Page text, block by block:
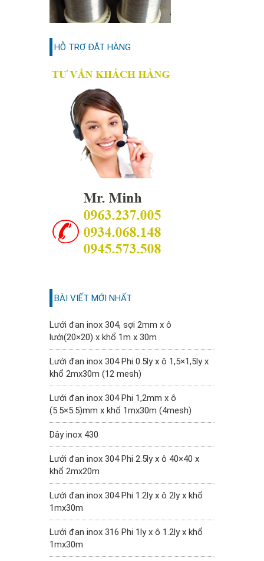
HỖ TRỢ ĐẶT HÀNG
BÀI VIẾT MỚI NHẤT
Lưới đan inox 304, sợi 2mm x ô
lưới(20×20) x khổ 1m x 30m
Lưới đan inox 304 Phi 0.5ly x ô 1,5×1,5ly x
khổ 2mx30m (12 mesh)
Lưới đan inox 304 Phi 1,2mm x ô
(5.5×5.5)mm x khổ 1mx30m (4mesh)
Dây inox 430
Lưới đan inox 304 Phi 2.5ly x ô 40×40 x
khổ 2mx20m
Lưới đan inox 304 Phi 1.2ly x ô 2ly x khổ
1mx30m
Lưới đan inox 316 Phi 1ly x ô 1.2ly x khổ
1mx30m